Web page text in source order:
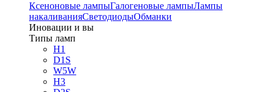
Ксеноновые лампыГалогеновые лампыЛампы
накаливанияСветодиодыОбманки
Иновации и вы
Типы ламп
H1
D1S
W5W
H3